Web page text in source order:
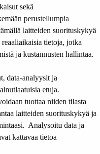
sekä
perustellumpia
laitteiden suorituskykyä
tietoja, jotka
ja kustannusten hallintaa.
data-analyysit ja
etuja.
tuottaa niiden tilasta
laitteiden suorituskykyä ja
Analysoitu data ja
kattavaa tietoa